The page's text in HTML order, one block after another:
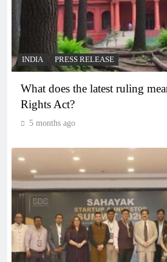
INDIA PRESS RELEASE
What does the latest ruling
Rights Act?
5 months ago